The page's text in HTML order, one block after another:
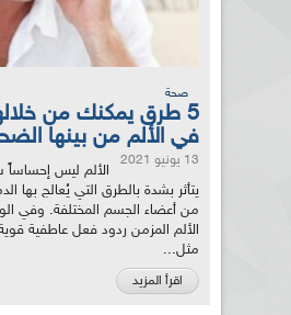
صحة
5 طرق يمكنك من
في الألم من بينها
13 يونيو 2021
الألم ليس إحساساً
يتأثر بشدة بالطرق التي يُعالج بها
من أعضاء الجسم المختلفة. وفي
الألم المزمن ردود فعل عاطفية
مثل...
اقرأ المزيد